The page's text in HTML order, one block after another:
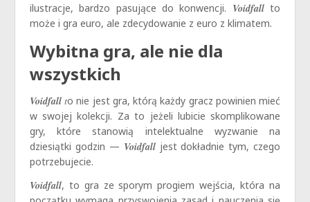
ilustracje, bardzo pasujące do konwencji. Voidfall to
może i gra euro, ale zdecydowanie z euro z klimatem.
Wybitna gra, ale nie dla
wszystkich
Voidfallto nie jest gra, którą każdy gracz powinien mieć
w swojej kolekcji. Za to jeżeli lubicie skomplikowane
gry, które stanowią intelektualne wyzwanie na
dziesiątki godzin — Voidfall jest dokładnie tym, czego
potrzebujecie.
Voidfall, to gra ze sporym progiem wejścia, która na